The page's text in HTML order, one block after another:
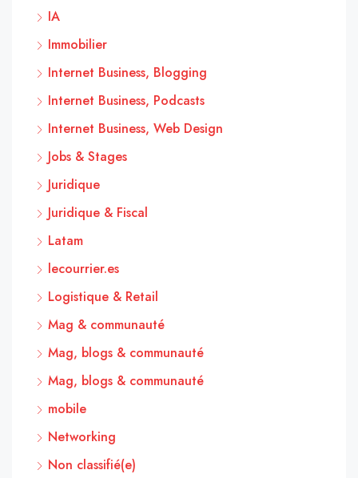
IA
Immobilier
Internet Business, Blogging
Internet Business, Podcasts
Internet Business, Web Design
Jobs & Stages
Juridique
Juridique & Fiscal
Latam
lecourrier.es
Logistique & Retail
Mag & communauté
Mag, blogs & communauté
Mag, blogs & communauté
mobile
Networking
Non classifié(e)